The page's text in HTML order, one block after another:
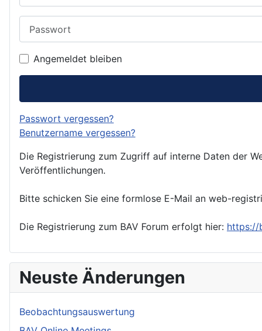
Angemeldet bleiben
Passwort vergessen?
Benutzername vergessen?
Die Registrierung zum Zugriff auf interne Daten der
Veröffentlichungen.
Bitte schicken Sie eine formlose E-Mail an web-
Die Registrierung zum BAV Forum erfolgt hier: https://
Neuste Änderungen
Beobachtungsauswertung